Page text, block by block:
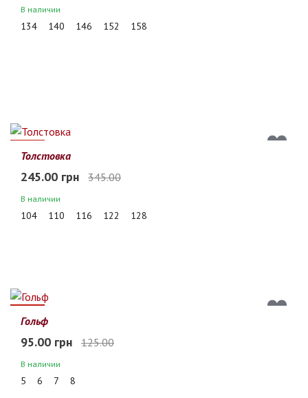
В наличии
134 140 146 152 158
29%
Толстовка
245.00 грн 345.00
В наличии
104 110 116 122 128
24%
Гольф
95.00 грн 125.00
В наличии
5 6 7 8